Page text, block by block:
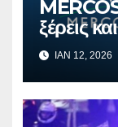
ξέρεις
ΙΑΝ 12, 2026